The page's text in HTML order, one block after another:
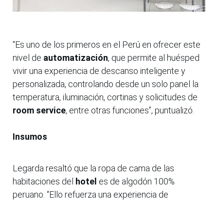
“Es uno de los primeros en el Perú en ofrecer este
nivel de automatización, que permite al huésped
vivir una experiencia de descanso inteligente y
personalizada, controlando desde un solo panel la
temperatura, iluminación, cortinas y solicitudes de
room service, entre otras funciones”, puntualizó.
Insumos
Legarda resaltó que la ropa de cama de las
habitaciones del hotel es de algodón 100%
peruano. “Ello refuerza una experiencia de